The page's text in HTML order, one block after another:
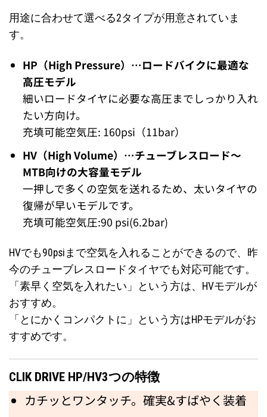
用途に合わせて選べる2タイプが用意されていま
す。
HP（High Pressure）…ロードバイクに最適な
高圧モデル
細いロードタイヤに必要な高圧までしっかり入れ
たい方向け。
充填可能空気圧: 160psi（11bar）
HV（High Volume）…チューブレスロード〜
MTB向けの大容量モデル
一押しで多くの空気を送れるため、太いタイヤの
復帰が早いモデルです。
充填可能空気圧:90 psi(6.2bar)
HVでも90psiまで空気を入れることができるので、昨
今のチューブレスロードタイヤでも対応可能です。
「素早く空気を入れたい」という方は、HVモデルが
おすすめ。
「とにかくコンパクトに」という方はHPモデルがお
すすめです。
CLIK DRIVE HP/HV3つの特徴
カチッとワンタッチ。確実&すばやく装着